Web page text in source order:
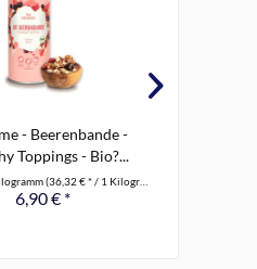
- Beerenbande -
Toppings - Bio?...
(36,32 € * / 1 Kilogramm)
6,90 € *